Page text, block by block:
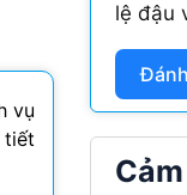
Ý (Italya)
vụ
tiết
lệ đậu